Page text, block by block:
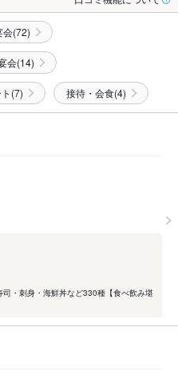
会(72)
会(14)
(7) 接待・会食(4)
・刺身・海鮮丼など330種【食べ飲み堪